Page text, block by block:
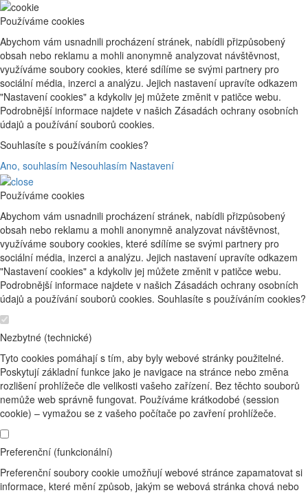
Používáme cookies
Abychom vám usnadnili procházení stránek, nabídli přizpůsobený
obsah nebo reklamu a mohli anonymně analyzovat návštěvnost,
využíváme soubory cookies, které sdílíme se svými partnery pro
sociální média, inzerci a analýzu. Jejich nastavení upravíte odkazem
"Nastavení cookies" a kdykoliv jej můžete změnit v patičce webu.
Podrobnější informace najdete v našich Zásadách ochrany osobních
údajů a používání souborů cookies.
Souhlasíte s používáním cookies?
Ano, souhlasím Nesouhlasím Nastavení
Používáme cookies
Abychom vám usnadnili procházení stránek, nabídli přizpůsobený
obsah nebo reklamu a mohli anonymně analyzovat návštěvnost,
využíváme soubory cookies, které sdílíme se svými partnery pro
sociální média, inzerci a analýzu. Jejich nastavení upravíte odkazem
"Nastavení cookies" a kdykoliv jej můžete změnit v patičce webu.
Podrobnější informace najdete v našich Zásadách ochrany osobních
údajů a používání souborů cookies. Souhlasíte s používáním cookies?
Nezbytné (technické)
Tyto cookies pomáhají s tím, aby byly webové stránky použitelné.
Poskytují základní funkce jako je navigace na stránce nebo změna
rozlišení prohlížeče dle velikosti vašeho zařízení. Bez těchto souborů
nemůže web správně fungovat. Používáme krátkodobé (session
cookie) – vymažou se z vašeho počítače po zavření prohlížeče.
Preferenční (funkcionální)
Preferenční soubory cookie umožňují webové stránce zapamatovat si
informace, které mění způsob, jakým se webová stránka chová nebo